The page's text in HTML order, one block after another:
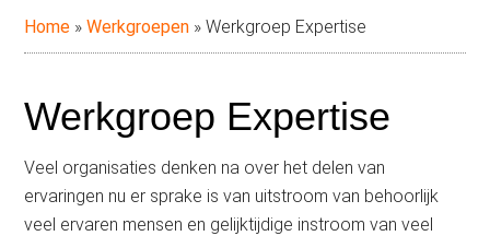
Home »Werkgroepen »Werkgroep Expertise
Werkgroep Expertise
Veel organisaties denken na over het delen van
ervaringen nu er sprake is van uitstroom van behoorlijk
veel ervaren mensen en gelijktijdige instroom van veel